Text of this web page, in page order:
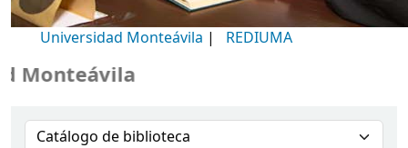
Universidad Monteávila | REDIUMA